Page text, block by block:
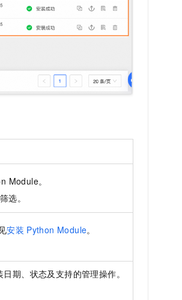
Module。
选。
安装 Python Module。
期、状态及支持的管理操作。